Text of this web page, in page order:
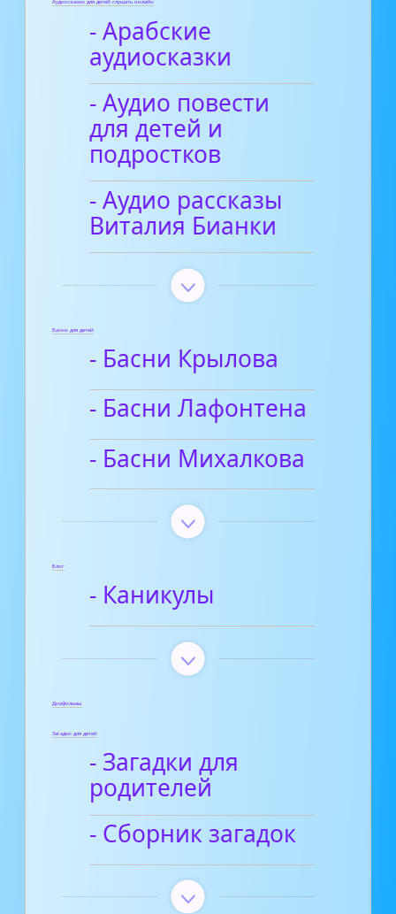
Аудиосказки для детей слушать онлайн
- Арабские
аудиосказки
- Аудио повести
для детей и
подростков
- Аудио рассказы
Виталия Бианки
Басни для детей
- Басни Крылова
- Басни Лафонтена
- Басни Михалкова
Блог
- Каникулы
Диафильмы
Загадки для детей
- Загадки для
родителей
- Сборник загадок